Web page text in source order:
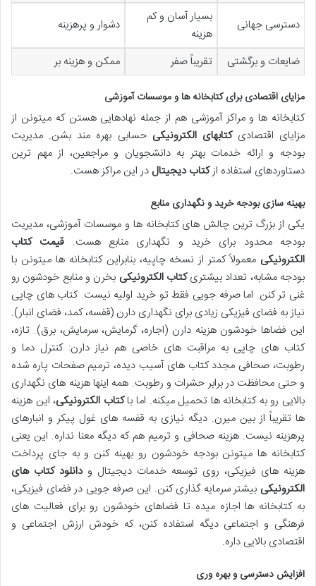
دسترسی جهانی
بسیار آسان و کم
هزینه
دشوار و پرهزینه
ضایعات و برگشتی تقریباً صفر ممکن و هزینه بر
مزایای اقتصادی برای کتابخانه ها و موسسات آموزشی
کتابخانه ها و مراکز آموزشی هم از جمله نهادهایی هستن که میتونن از
مزایای اقتصادیکتابهای الکترونیکی حسابی بهره مند بشن. مدیریت
بودجه و ارائه خدمات بهتر به دانشجویان و مراجعین، از مهم ترین
دستاوردهای استفاده ازکتاب دیجیتال در این مراکز هست.
بهینه سازی بودجه خرید و نگهداری منابع
یکی از بزرگ ترین چالش های کتابخانه ها و موسسات آموزشی، مدیریت
بودجه محدود برای خرید و نگهداری منابع هست. قیمت کتاب
الکترونیکی معمولاً کمتر از نسخه چاپیه، بنابراین کتابخانه ها میتونن با
بودجه مشابه، تعداد بیشتریکتاب الکترونیکی بخرن و منابع خودشون رو
غنی تر کنن. اما صرفه جویی فقط تو خرید اولیه نیست. کتاب های چاپی
نیاز به فضای فیزیکی زیادی برای نگهداری دارن (قفسه، کمد، فضای انبار).
این فضاها خودشون هزینه دارن (اجاره، گرمایش، سرمایش، برق). تازه،
کتاب های چاپی به مراقبت های خاصی هم نیاز دارن: کنترل دما و
رطوبت، صحافی مجدد کتاب های آسیب دیده، ترمیم صفحات پاره شده
و حتی محافظت در برابر حشرات و رطوبت. همه اینها هزینه های نگهداری
بالایی رو به کتابخانه ها تحمیل میکنه. اما باکتاب الکترونیکی، این هزینه
ها تقریباً از بین میرن. دیگه نیازی به قفسه های غول پیکر و انبارهای
پرهزینه نیست. هزینه صحافی و ترمیم هم که دیگه معنا نداره. این یعنی
کتابخانه ها میتونن بودجه خودشون رو بهینه کنن و به جای پرداخت
هزینه های فیزیکی، روی توسعه خدمات دیجیتال ودانلود کتاب های
الکترونیکی بیشتر سرمایه گذاری کنن. این صرفه جویی در فضای فیزیکی،
به کتابخانه ها اجازه میده تا فضاهای خودشون رو برای فعالیت های
فرهنگی و اجتماعی دیگه استفاده کنن، که خودش ارزش اجتماعی و
اقتصادی بالایی داره.
افزایش دسترسی و بهره وری